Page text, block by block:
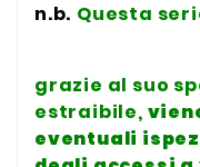
n.b. Questa
grazie al suo
estraibile,
eventuali